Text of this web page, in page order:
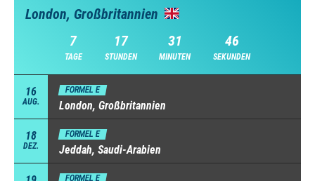
London, Großbritannien
7
TAGE
17
STUNDEN
31
MINUTEN
45
SEKUNDEN
16
AUG.
FORMEL E
London, Großbritannien
18
DEZ.
FORMEL E
Jeddah, Saudi-Arabien
FORMEL E